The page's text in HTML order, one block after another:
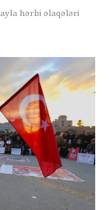
hərbi əlaqələri